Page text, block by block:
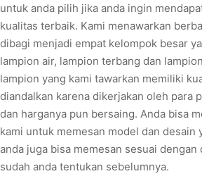
untuk anda pilih jika anda ingin
kualitas terbaik. Kami menawarkan
dibagi menjadi empat kelompok besar
lampion air, lampion terbang dan
lampion yang kami tawarkan memiliki
diandalkan karena dikerjakan oleh para
dan harganya pun bersaing. Anda bisa
kami untuk memesan model dan desain
anda juga bisa memesan sesuai dengan
sudah anda tentukan sebelumnya.